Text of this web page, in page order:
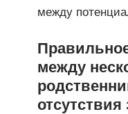
между
между